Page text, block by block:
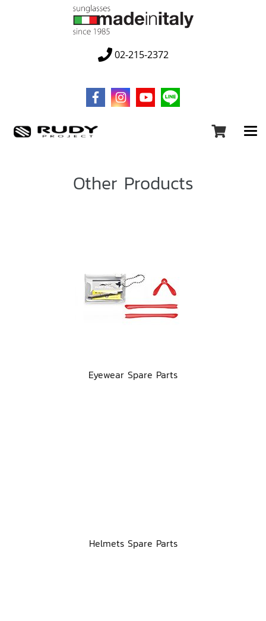
02-215-2372
Other Products
Eyewear Spare Parts
Helmets Spare Parts